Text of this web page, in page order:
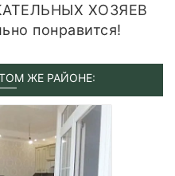
ХОЗЯЕВ
понравится!
ЖЕ РАЙОНЕ: